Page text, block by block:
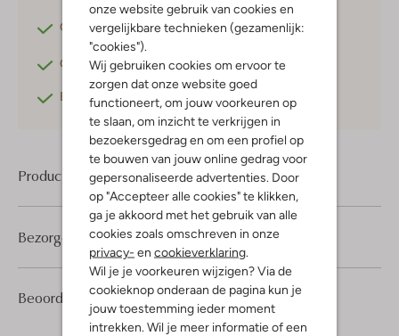
onze website gebruik van cookies en
vergelijkbare technieken (gezamenlijk:
"cookies").
Wij gebruiken cookies om ervoor te
zorgen dat onze website goed
functioneert, om jouw voorkeuren op
te slaan, om inzicht te verkrijgen in
bezoekersgedrag en om een profiel op
te bouwen van jouw online gedrag voor
gepersonaliseerde advertenties. Door
op "Accepteer alle cookies" te klikken,
ga je akkoord met het gebruik van alle
cookies zoals omschreven in onze
privacy- en cookieverklaring.
Wil je je voorkeuren wijzigen? Via de
cookieknop onderaan de pagina kun je
jouw toestemming ieder moment
intrekken. Wil je meer informatie of een
Gratis verzendingvanaf €75,-
Gratis retournerenbinnen 30 dagen*
Betaal achteraf met Klarna
Product informatie
Beoordelingen (1) 4 /5
1
4
Sterren
Bezorgen & retourneren